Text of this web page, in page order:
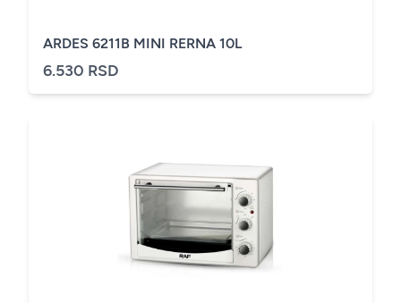
ARDES 6211B MINI RERNA 10L
6.530 RSD